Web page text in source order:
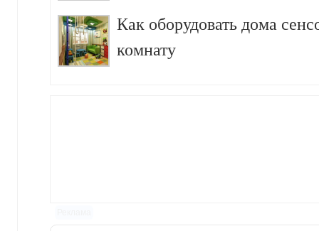
Как оборудовать дома
комнату